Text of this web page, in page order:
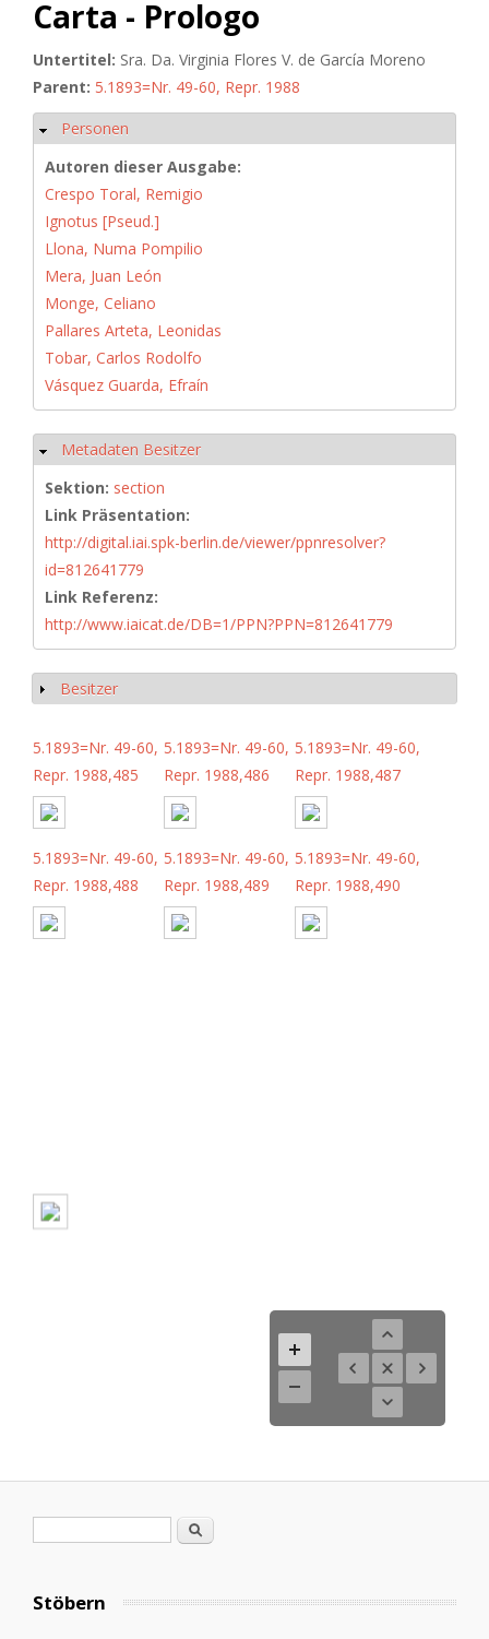
Carta - Prologo
Untertitel: Sra. Da. Virginia Flores V. de García Moreno
Parent: 5.1893=Nr. 49-60, Repr. 1988
Ausblenden
Personen
Autoren dieser Ausgabe:
Crespo Toral, Remigio
Ignotus [Pseud.]
Llona, Numa Pompilio
Mera, Juan León
Monge, Celiano
Pallares Arteta, Leonidas
Tobar, Carlos Rodolfo
Vásquez Guarda, Efraín
Ausblenden
Metadaten Besitzer
Sektion: section
Link Präsentation:
http://digital.iai.spk-berlin.de/viewer/ppnresolver?
id=812641779
Link Referenz:
http://www.iaicat.de/DB=1/PPN?PPN=812641779
Anzeigen
Besitzer
5.1893=Nr. 49-60,
Repr. 1988,485
5.1893=Nr. 49-60,
Repr. 1988,486
5.1893=Nr. 49-60,
Repr. 1988,487
5.1893=Nr. 49-60,
Repr. 1988,488
5.1893=Nr. 49-60,
Repr. 1988,489
5.1893=Nr. 49-60,
Repr. 1988,490
Suche
Stöbern